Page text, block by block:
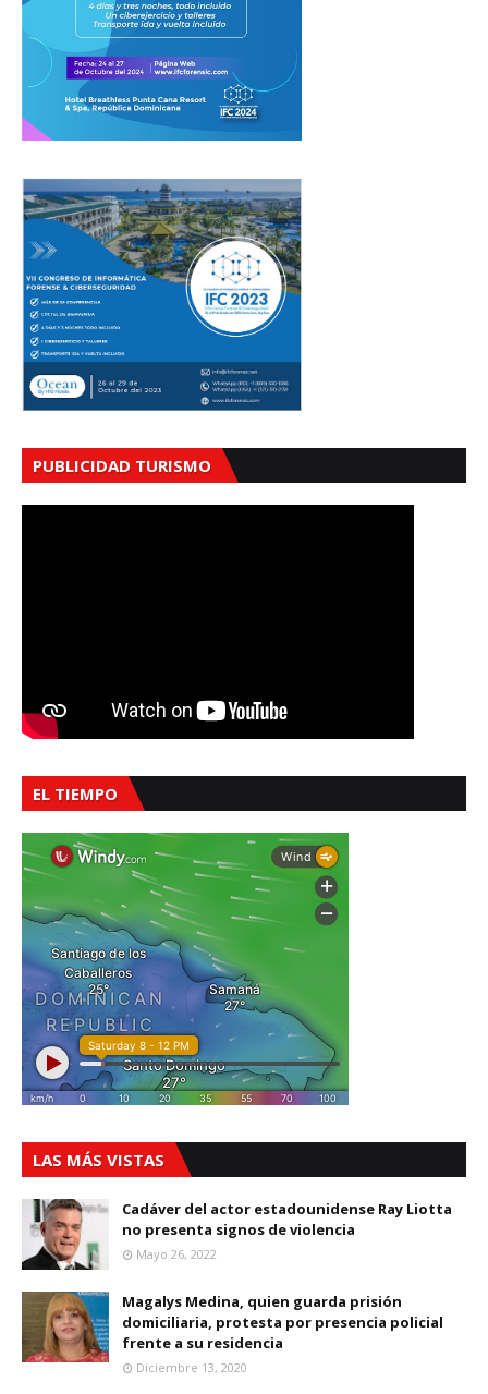
PUBLICIDAD TURISMO
EL TIEMPO
LAS MÁS VISTAS
Cadáver del actor estadounidense Ray Liotta
no presenta signos de violencia
Mayo 26, 2022
Magalys Medina, quien guarda prisión
domiciliaria, protesta por presencia policial
frente a su residencia
Diciembre 13, 2020